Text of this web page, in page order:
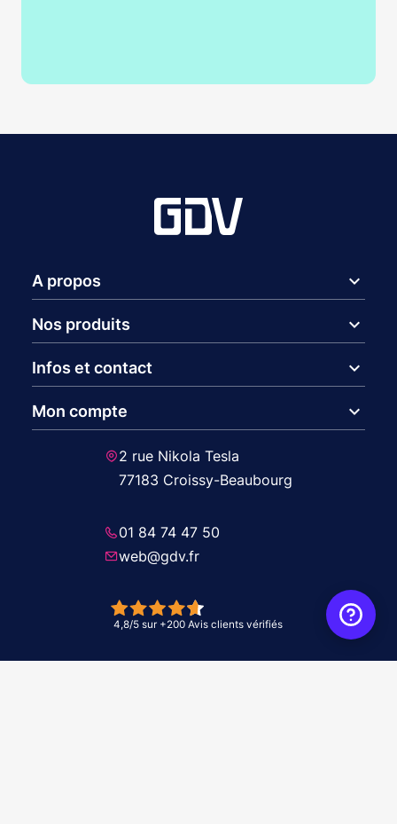
A propos expand_more
Nos produits expand_more
Infos et contact expand_more
Mon compte expand_more
2 rue Nikola Tesla
77183 Croissy-Beaubourg
01 84 74 47 50
web@gdv.fr